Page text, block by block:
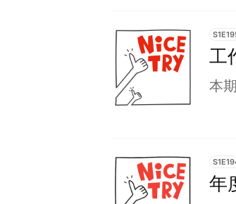
工
本
年